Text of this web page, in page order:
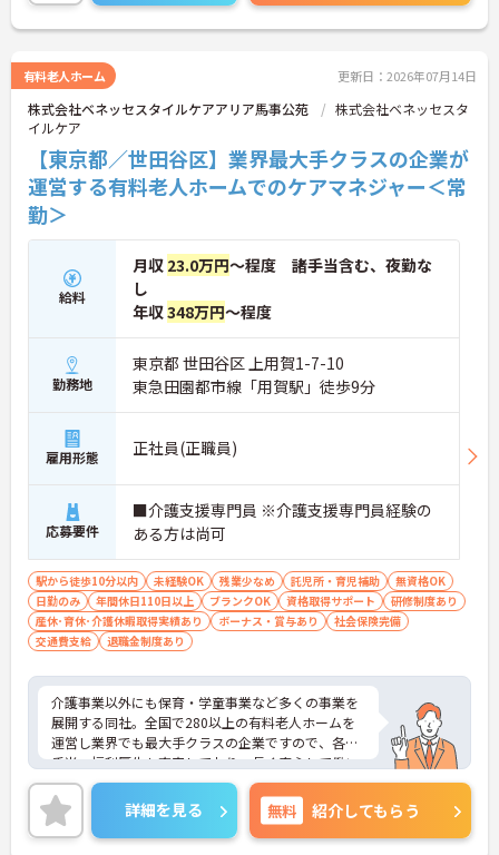
有料老人ホーム 更新日：2026年07月14日
株式会社ベネッセスタイルケアアリア馬事公苑
株式会社ベネッセスタ
イルケア
【東京都／世田谷区】業界最大手クラスの企業が
運営する有料老人ホームでのケアマネジャー＜常
勤＞
給料
月収 23.0万円～程度 諸手当含む、夜勤な
し
年収348万円～程度
勤務地
東京都 世田谷区 上用賀1-7-10
東急田園都市線「用賀駅」徒歩9分
雇用形態 正社員(正職員)
応募要件
■介護支援専門員 ※介護支援専門員経験の
ある方は尚可
駅から徒歩10分以内 未経験OK 残業少なめ 託児所・育児補助
無資格OK
日勤のみ
年間休日110日以上 ブランクOK 資格取得サポート
研修制度あり
産休･育休･介護休暇取得実績あり
ボーナス・賞与あり
社会保険完備
交通費支給
退職金制度あり
介護事業以外にも保育・学童事業など多くの事業を
展開する同社。全国で280以上の有料老人ホームを
運営し業界でも最大手クラスの企業ですので、各種
手当、福利厚生も充実しており、長く安心して働い
ていただける環境です。ご興味ある方には、面接対
策ポイントなど、さらに詳細をお話しいたしますの
でお気軽にご相談ください。
詳細を見る 無料 紹介してもらう